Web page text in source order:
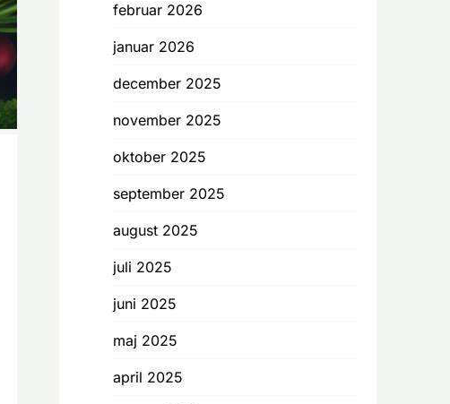
februar 2026
januar 2026
december 2025
november 2025
oktober 2025
september 2025
august 2025
juli 2025
juni 2025
maj 2025
april 2025